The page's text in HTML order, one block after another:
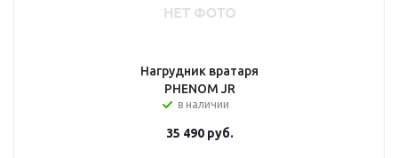
Нагрудник вратаря
PHENOM JR
в наличии
35 490руб.